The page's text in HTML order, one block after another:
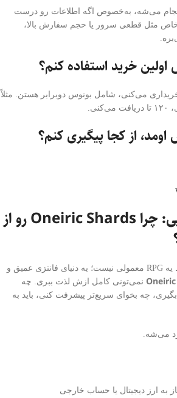
می‌شه، به‌خصوص اگه اطلاعات رو درست
خاص مثل قطعی سرور یا حجم سفارش بالا،
خریداری می‌کنی، شامل بونوس دوبرابر هستن. مثلاً
🎯 جمع‌بندی نهایی: چرا Oneiric Shards رو از
بازی Honkai: Star Rail فقط یه RPG معمولی نیست؛ یه دنیای فانتزی عمیق و
نمی‌تونی کامل ازش لذت ببری. چه
چه بخوای سریع‌تر پیشرفت کنی، باید به
می‌شه.
به ارز دیجیتال یا حساب خارجی